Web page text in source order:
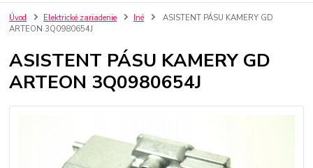
Úvod Elektrické zariadenie Iné
ASISTENT PÁSU KAMERY GD
ARTEON 3Q0980654J
ASISTENT PÁSU KAMERY GD
ARTEON 3Q0980654J